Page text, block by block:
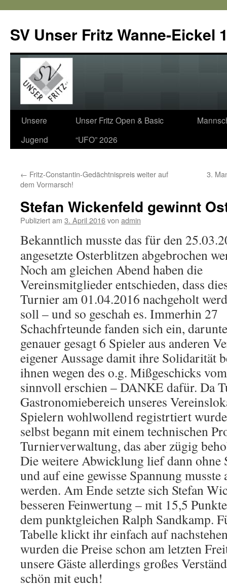
SV Unser Fritz Wanne-Eickel
Zum
Inhalt
Unsere
Jugend
Unser Fritz Open & Basic
“UFO” 2026
← Fritz-Constantin-Gedächtnispreis weiter auf
dem Vormarsch!
3.
Stefan Wickenfeld gewinnt
Publiziert am 3. April 2016von admin
Bekanntlich musste das für den
angesetzte Osterblitzen abgebrochen
Noch am gleichen Abend haben die
Vereinsmitglieder entschieden, dass
Turnier am 01.04.2016 nachgeholt
soll – und so geschah es. Immerhin 27
Schachfrteunde fanden sich ein,
genauer gesagt 6 Spieler aus anderen
eigener Aussage damit ihre Solidarität
ihnen wegen des o.g. Mißgeschicks
sinnvoll erschien – DANKE dafür. Da
Gastronomiebereich unseres
Spielern wohlwollend registrtiert
selbst begann mit einem technischen
Turnierverwaltung, das aber zügig
Die weitere Abwicklung lief dann ohne
und auf eine gewisse Spannung
werden. Am Ende setzte sich Stefan
besseren Feinwertung – mit 15,5
dem punktgleichen Ralph Sandkamp.
Tabelle klickt ihr einfach auf
wurden die Preise schon am letzten
unsere Gäste allerdings großes
schön mit euch!